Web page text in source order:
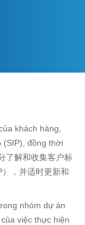
khách hàng,
(SIP), đồng thời
了解和收集客户标
，并适时更新和
nhóm dự án
việc thực hiện